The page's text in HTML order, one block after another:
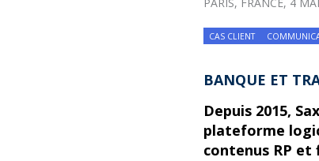
CAS CLIENT
BANQUE ET
Depuis 2015,
plateforme
contenus RP et